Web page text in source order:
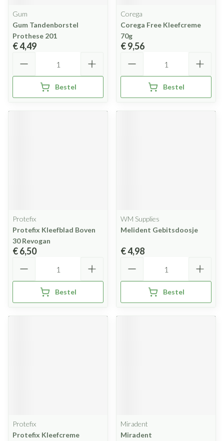
Gum
Gum Tandenborstel
Prothese 201
€ 4,49
Bestel
Corega
Corega Free Kleefcreme
70g
€ 9,56
Bestel
Protefix
Protefix Kleefblad Boven
30 Revogan
€ 6,50
Bestel
WM Supplies
Melident Gebitsdoosje
€ 4,98
Bestel
Protefix
Protefix Kleefcreme
Miradent
Miradent